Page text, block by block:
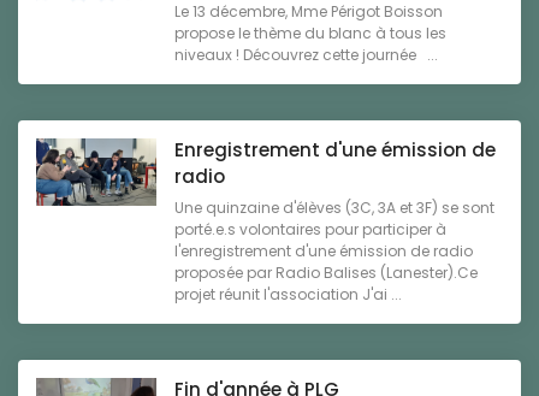
Le 13 décembre, Mme Périgot Boisson
propose le thème du blanc à tous les
niveaux ! Découvrez cette journée ...
Enregistrement d'une émission de
radio
Une quinzaine d'élèves (3C, 3A et 3F) se sont
porté.e.s volontaires pour participer à
l'enregistrement d'une émission de radio
proposée par Radio Balises (Lanester).Ce
projet réunit l'association J'ai ...
Fin d'année à PLG